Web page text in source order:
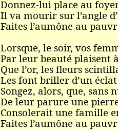
Donnez-lui place au
Il va mourir sur l’angle
Faites l’aumône au
Lorsque, le soir, vos
Par leur beauté plaisent
Que l’or, les fleurs
Les font briller d’un
Songez, alors, que, sans
De leur parure une
Consolerait une famille
Faites l’aumône au